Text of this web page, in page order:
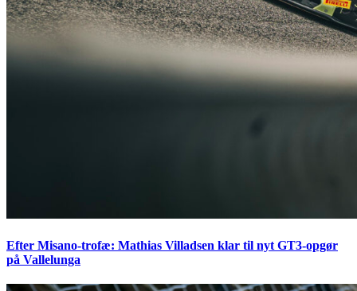
Efter Misano-trofæ: Mathias Villadsen klar til nyt GT3-opgør
på Vallelunga